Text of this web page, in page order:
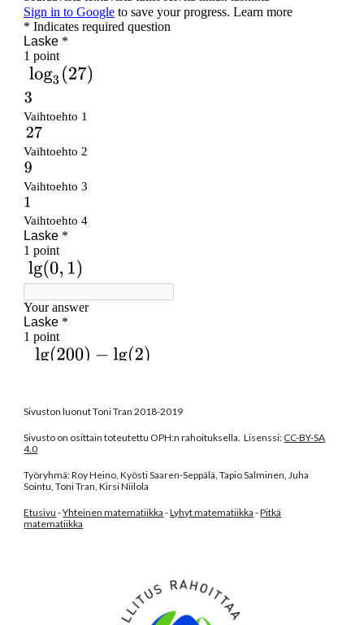
Sivuston luonut Toni Tran 2018-2019
Sivusto on osittain toteutettu OPH:n rahoituksella. Lisenssi: CC-BY-SA
4.0
Työryhmä: Roy Heino, Kyösti Saaren-Seppälä, Tapio Salminen, Juha
Sointu, Toni Tran, Kirsi Niilola
Etusivu -Yhteinen matematiikka -Lyhyt matematiikka -Pitkä
matematiikka